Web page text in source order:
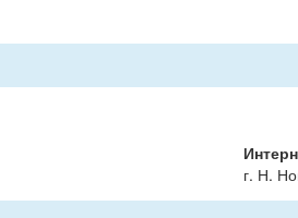
г. Н.